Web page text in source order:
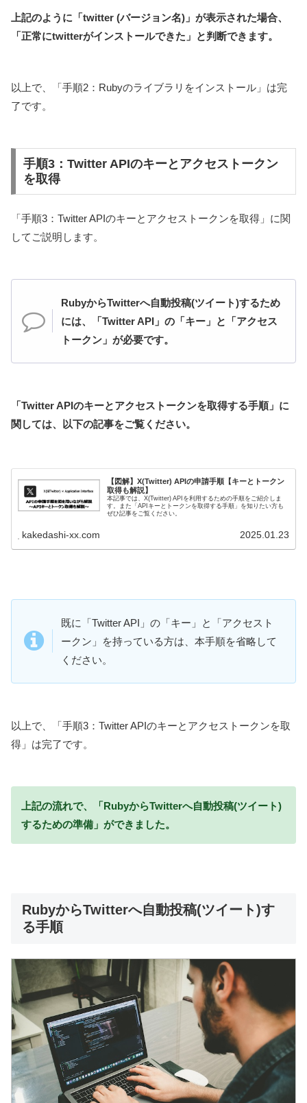
上記のように「twitter (バージョン名)」が表示された場合、
「正常にtwitterがインストールできた」と判断できます。
以上で、「手順2：Rubyのライブラリをインストール」は完
了です。
手順3：Twitter APIのキーとアクセストークン
を取得
「手順3：Twitter APIのキーとアクセストークンを取得」に関
してご説明します。
RubyからTwitterへ自動投稿(ツイート)するため
には、「Twitter API」の「キー」と「アクセス
トークン」が必要です。
「Twitter APIのキーとアクセストークンを取得する手順」に
関しては、以下の記事をご覧ください。
【図解】X(Twitter) APIの申請手順【キーとトークン
取得も解説】
本記事では、X(Twitter) APIを利用するための手順をご紹介しま
す。また「APIキーとトークンを取得する手順」を知りたい方も
ぜひ記事をご覧ください。
kakedashi-xx.com 2025.01.23
既に「Twitter API」の「キー」と「アクセスト
ークン」を持っている方は、本手順を省略して
ください。
以上で、「手順3：Twitter APIのキーとアクセストークンを取
得」は完了です。
上記の流れで、「RubyからTwitterへ自動投稿(ツイート)
するための準備」ができました。
RubyからTwitterへ自動投稿(ツイート)す
る手順